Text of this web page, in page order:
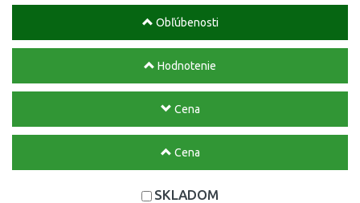
Obľúbenosti
Hodnotenie
Cena
Cena
SKLADOM